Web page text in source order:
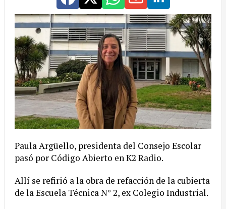
Paula Argüello, presidenta del Consejo Escolar
pasó por Código Abierto en K2 Radio.
Allí se refirió a la obra de refacción de la cubierta
de la Escuela Técnica N° 2, ex Colegio Industrial.